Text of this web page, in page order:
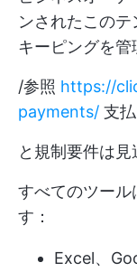
ンされたこの
キーピングを管
/参照 https://
payments/ 支
と規制要件は
すべてのツール
す：
Excel、